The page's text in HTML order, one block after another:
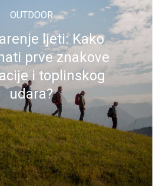
OUTDOOR
ljeti: Kako
prve znakove
i toplinskog
udara?